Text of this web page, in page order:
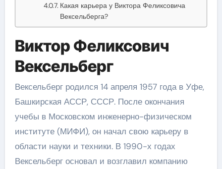
Какая карьера у Виктора Феликсовича
Вексельберга?
Виктор Феликсович
Вексельберг
Вексельберг родился 14 апреля 1957 года в Уфе,
Башкирская АССР, СССР. После окончания
учебы в Московском инженерно-физическом
институте (МИФИ), он начал свою карьеру в
области науки и техники. В 1990-х годах
Вексельберг основал и возглавил компанию